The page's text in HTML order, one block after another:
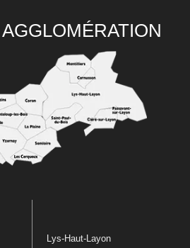
Lys-Haut-Layon